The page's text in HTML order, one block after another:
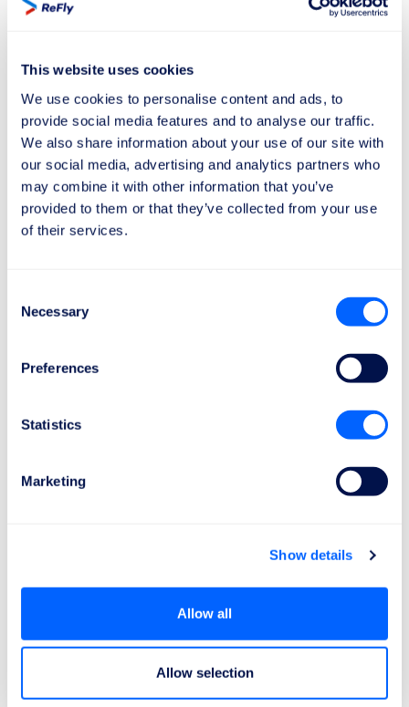
This website uses cookies
We use cookies to personalise content and ads, to
provide social media features and to analyse our traffic.
We also share information about your use of our site with
our social media, advertising and analytics partners who
may combine it with other information that you’ve
provided to them or that they’ve collected from your use
of their services.
Selection
Necessary
Preferences
Statistics
Marketing
Show details
Allow all
Allow selection
përputhshmëria me rregulloret në fuqi. Në përgjithësi,
variojë nga disa javë deri në disa muaj
Ekipi ynë i ekspertëve, i motivuar nga pasioni për
drejtësi dhe barazi, ka studiuar me thellësi rregulloren
komplekse të aviacionit për tësiguruar kompensimin e
duhur për pasagjerët. Me vite përvoje në këtë fushë
dhe me njohuri të thella ligjore dhe financiare, ne
angazhohemi të jemi mbrojtësit tuaj të besuar.
dhe të thjeshtë për t'ju lejuar të përqendroheni në
udhëtimin tuaj
. Qëllimi ynë është të
gjithë klientët tanë.
2nd Floor, International House, 41 The Parade, St. Helier,
info@refly.org